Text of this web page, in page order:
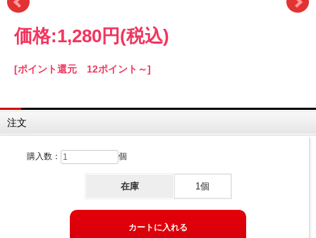
価格:1,280円 (税込)
[ポイント還元 12ポイント～]
注文
購入数： 個
在庫 1個